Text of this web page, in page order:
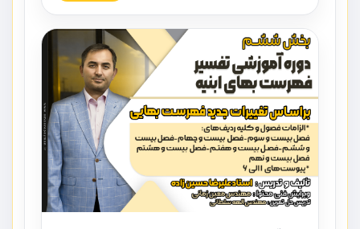
پیمان به همراه تجربیات عملی در این خصوص ارائه شده است.